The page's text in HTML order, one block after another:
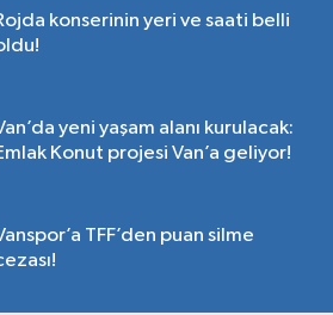
konserinin yeri ve saati belli
yeni yaşam alanı kurulacak:
Konut projesi Van’a geliyor!
TFF’den puan silme